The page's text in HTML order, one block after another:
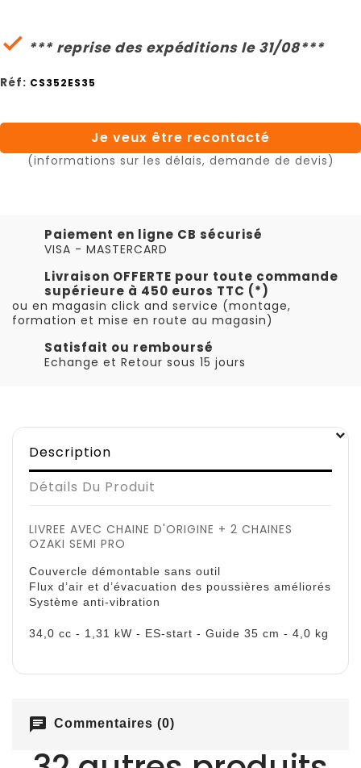
 *** reprise des expéditions le 31/08***
Réf: CS352ES35
Je veux être recontacté
(informations sur les délais, demande de devis)
Paiement en ligne CB sécurisé
VISA - MASTERCARD
Livraison OFFERTE pour toute commande
supérieure à 450 euros TTC (*)
ou en magasin click and service (montage,
formation et mise en route au magasin)
Satisfait ou remboursé
Echange et Retour sous 15 jours
Description
Détails Du Produit
LIVREE AVEC CHAINE D'ORIGINE + 2 CHAINES
OZAKI SEMI PRO
Couvercle démontable sans outil
Flux d’air et d’évacuation des poussières améliorés
Système anti-vibration
34,0 cc - 1,31 kW - ES-start - Guide 35 cm - 4,0 kg
chat Commentaires (0)